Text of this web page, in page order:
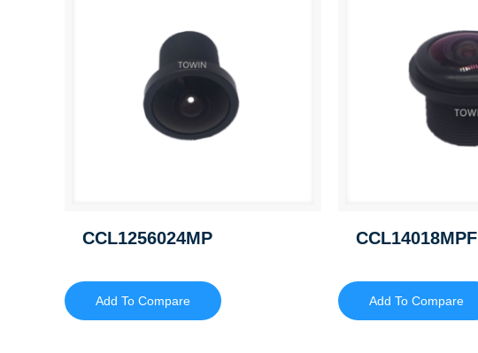
CCL1256024MP
Add To Compare
CCL14018MPF
Add To Compare